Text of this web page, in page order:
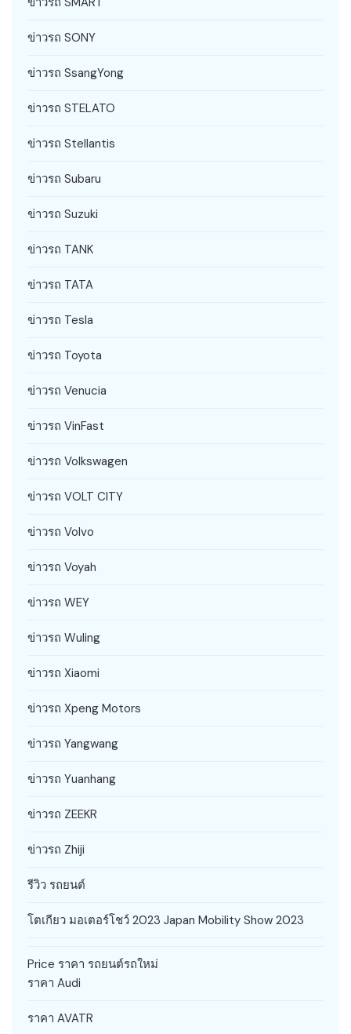
ข่าวรถ SONY
ข่าวรถ SsangYong
ข่าวรถ STELATO
ข่าวรถ Stellantis
ข่าวรถ Subaru
ข่าวรถ Suzuki
ข่าวรถ TANK
ข่าวรถ TATA
ข่าวรถ Tesla
ข่าวรถ Toyota
ข่าวรถ Venucia
ข่าวรถ VinFast
ข่าวรถ Volkswagen
ข่าวรถ VOLT CITY
ข่าวรถ Volvo
ข่าวรถ Voyah
ข่าวรถ WEY
ข่าวรถ Wuling
ข่าวรถ Xiaomi
ข่าวรถ Xpeng Motors
ข่าวรถ Yangwang
ข่าวรถ Yuanhang
ข่าวรถ ZEEKR
ข่าวรถ Zhiji
รีวิว รถยนต์
โตเกียว มอเตอร์โชว์ 2023 Japan Mobility Show 2023
Price ราคา รถยนต์รถใหม่
ราคา Audi
ราคา AVATR